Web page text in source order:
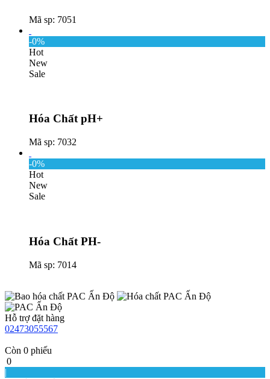
Mã sp: 7051
-0%
Hot
New
Sale
Hóa Chất pH+
Mã sp: 7032
-0%
Hot
New
Sale
Hóa Chất PH-
Mã sp: 7014
Hỗ trợ đặt hàng
02473055567
Còn 0 phiếu
0
|